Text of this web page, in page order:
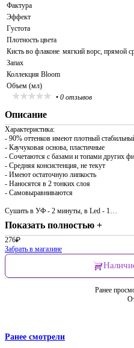
Фактура
Эффект
Густота
Плотность цвета
Кисть во флаконе мягкий ворс, прямой
Запах
Коллекция Bloom
Объем (мл)
• 0 отзывов
Описание
Характеристика:
- 90% оттенков имеют плотный
- Каучуковая основа, пластичные
- Сочетаются с базами и топами других
- Средняя консистенция, не текут
- Имеют остаточную липкость
- Наносятся в 2 тонких слоя
- Самовыравниваются
Сушить в УФ - 2 минуты, в Led - 1…
Показать полностью +
276₽
Забрать в магазине
Ранее
Ранее смотрели